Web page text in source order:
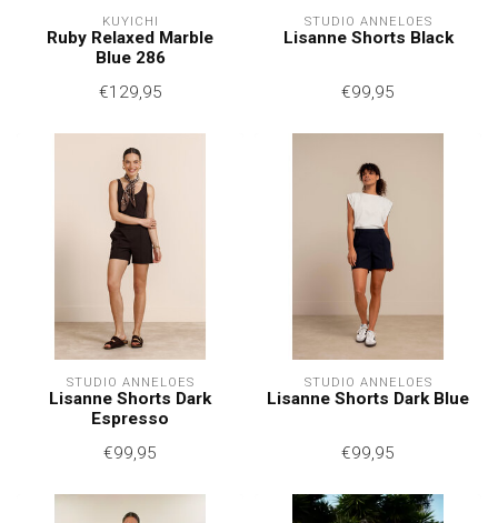
KUYICHI
Ruby Relaxed Marble
Blue 286
€129,95
STUDIO ANNELOES
Lisanne Shorts Black
€99,95
STUDIO ANNELOES
Lisanne Shorts Dark
Espresso
€99,95
STUDIO ANNELOES
Lisanne Shorts Dark Blue
€99,95